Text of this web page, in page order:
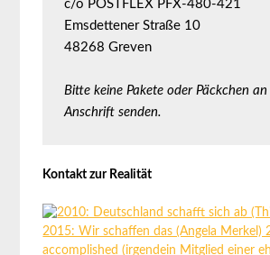
c/o POSTFLEX PFX-480-421
Emsdettener Straße 10
48268 Greven
Bitte keine Pakete oder Päckchen an
Anschrift senden.
Kontakt zur Realität